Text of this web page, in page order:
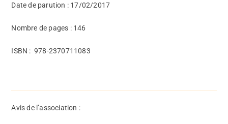
Date de parution : 17/02/2017
Nombre de pages : 146
ISBN : ‎978-2370711083
Avis de l’association :